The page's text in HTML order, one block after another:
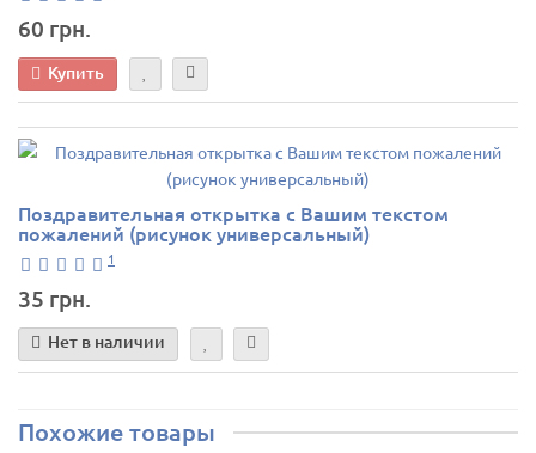
60 грн.
Купить
Поздравительная открытка с Вашим текстом
пожалений (рисунок универсальный)
1
35 грн.
Нет в наличии
Похожие товары